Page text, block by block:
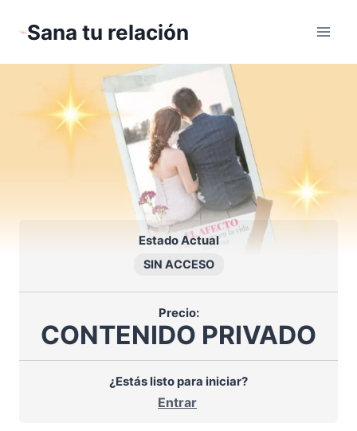
Sana tu relación
Estado Actual
SIN ACCESO
Precio:
CONTENIDO PRIVADO
¿Estás listo para iniciar?
Entrar